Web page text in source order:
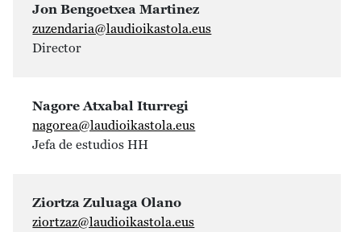
Jon Bengoetxea Martinez
zuzendaria@laudioikastola.eus
Director
Nagore Atxabal Iturregi
nagorea@laudioikastola.eus
Jefa de estudios HH
Ziortza Zuluaga Olano
ziortzaz@laudioikastola.eus